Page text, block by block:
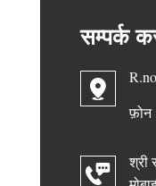
सम्पर्क
फ़ोन
श्री